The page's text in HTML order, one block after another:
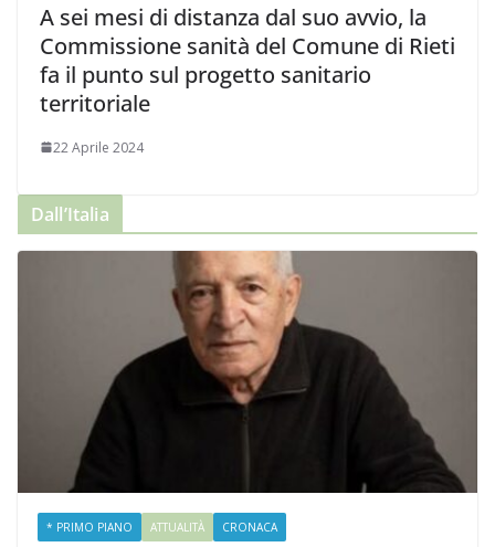
A sei mesi di distanza dal suo avvio, la
Commissione sanità del Comune di Rieti
fa il punto sul progetto sanitario
territoriale
22 Aprile 2024
Dall’Italia
* PRIMO PIANO ATTUALITÀ CRONACA